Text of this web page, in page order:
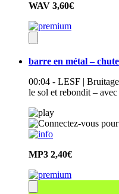
WAV 3,60€
barre en métal –
00:04 - LESF |
le sol et rebondit –
MP3 2,40€